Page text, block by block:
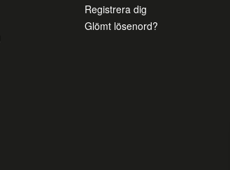
Registrera dig
Glömt lösenord?